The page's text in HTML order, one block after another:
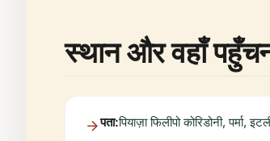
स्थान और वहाँ
पता:पियाज़ा फिलीपो कोरिडोनी, पर्मा,